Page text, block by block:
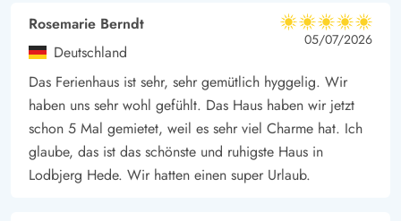
Naturerlebnisse - sei es in kleinen Wäldern, am Fjord oder in
Wald und Heide sowie ein gutes Wegenetz bieten gute
Möglichkeiten, sich viel an der frischen Luft zu bewegen. Auch
ein Angelsee liegt ganz in der Nähe. Darüber hinaus erreicht
ihr einen der besten Sandstrände Dänemarks in kurzer Zeit.
Tatsächlich sind es nur 1650 Meter bis ihr die imposante
Dünenlandschaft erreicht. Einkaufsmöglichkeiten gibt es
Rosemarie Berndt
Deutschland
5 von 5
5 von 5
5 out of 5
05/07/2026
Das Ferienhaus ist sehr, sehr gemütlich hyggelig. Wir
haben uns sehr wohl gefühlt. Das Haus haben wir jetzt
schon 5 Mal gemietet, weil es sehr viel Charme hat. Ich
glaube, das ist das schönste und ruhigste Haus in
Lodbjerg Hede. Wir hatten einen super Urlaub.